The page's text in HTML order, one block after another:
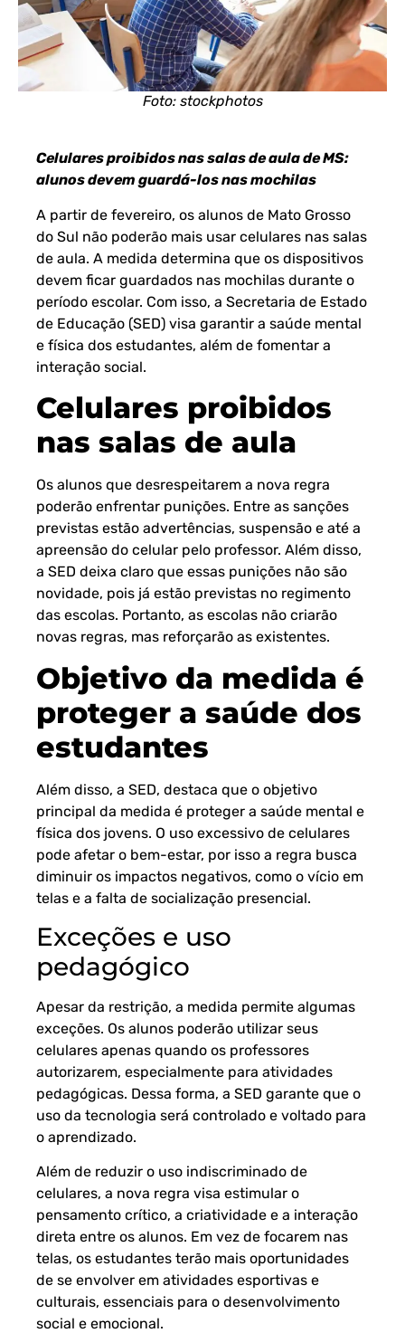
Foto: stockphotos
Celulares proibidos nas salas de aula de MS:
alunos devem guardá-los nas mochilas
A partir de fevereiro, os alunos de Mato Grosso
do Sul não poderão mais usar celulares nas salas
de aula. A medida determina que os dispositivos
devem ficar guardados nas mochilas durante o
período escolar. Com isso, a Secretaria de Estado
de Educação (SED) visa garantir a saúde mental
e física dos estudantes, além de fomentar a
interação social.
Celulares proibidos
nas salas de aula
Os alunos que desrespeitarem a nova regra
poderão enfrentar punições. Entre as sanções
previstas estão advertências, suspensão e até a
apreensão do celular pelo professor. Além disso,
a SED deixa claro que essas punições não são
novidade, pois já estão previstas no regimento
das escolas. Portanto, as escolas não criarão
novas regras, mas reforçarão as existentes.
Objetivo da medida é
proteger a saúde dos
estudantes
Além disso, a SED, destaca que o objetivo
principal da medida é proteger a saúde mental e
física dos jovens. O uso excessivo de celulares
pode afetar o bem-estar, por isso a regra busca
diminuir os impactos negativos, como o vício em
telas e a falta de socialização presencial.
Exceções e uso
pedagógico
Apesar da restrição, a medida permite algumas
exceções. Os alunos poderão utilizar seus
celulares apenas quando os professores
autorizarem, especialmente para atividades
pedagógicas. Dessa forma, a SED garante que o
uso da tecnologia será controlado e voltado para
o aprendizado.
Além de reduzir o uso indiscriminado de
celulares, a nova regra visa estimular o
pensamento crítico, a criatividade e a interação
direta entre os alunos. Em vez de focarem nas
telas, os estudantes terão mais oportunidades
de se envolver em atividades esportivas e
culturais, essenciais para o desenvolvimento
social e emocional.